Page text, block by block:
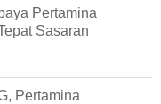
Pertamina
Sasaran
Pertamina